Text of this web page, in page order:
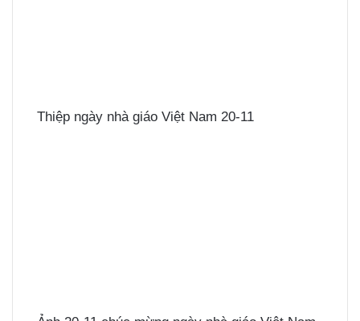
Thiệp ngày nhà giáo Việt Nam 20-11